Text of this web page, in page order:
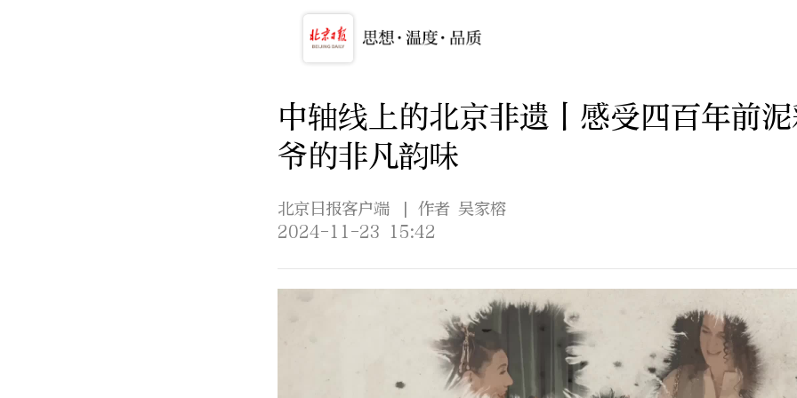
中轴线上的北京非遗丨感受四百年前
爷的非凡韵味
北京日报客户端
| 作者 吴家榕
2024-11-23 15:42